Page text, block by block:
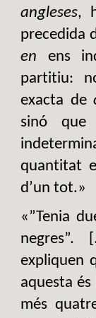
angleses,
precedida
en ens
partitiu:
exacta de
sinó que
quantitat
d’un tot.»
«”Tenia
negres”.
expliquen
aquesta és
més